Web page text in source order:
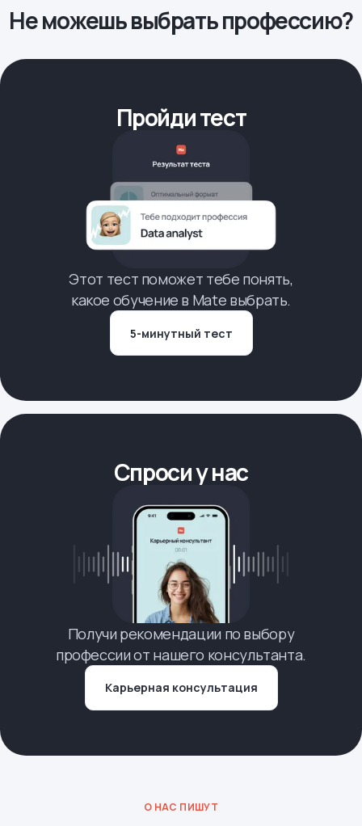
Не можешь выбрать профессию?
Пройди тест
Этот тест поможет тебе понять,
какое обучение в Mate выбрать.
5-минутный тест
Спроси у нас
Получи рекомендации по выбору
профессии от нашего консультанта.
Карьерная консультация
О НАС ПИШУТ